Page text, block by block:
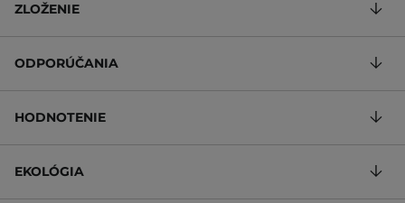
ZLOŽENIE
ODPORÚČANIA
HODNOTENIE
EKOLÓGIA